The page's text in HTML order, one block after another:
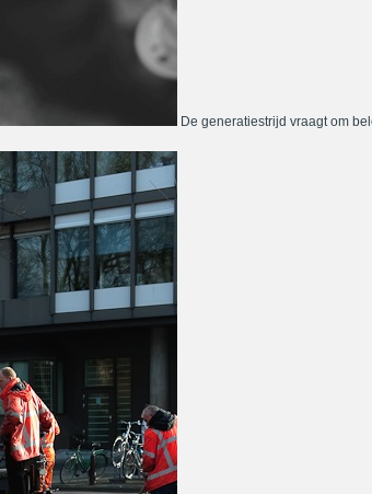
De generatiestrijd vraagt om